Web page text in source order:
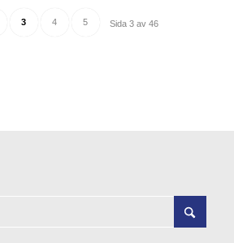
Sida 3 av 46
3 4 5